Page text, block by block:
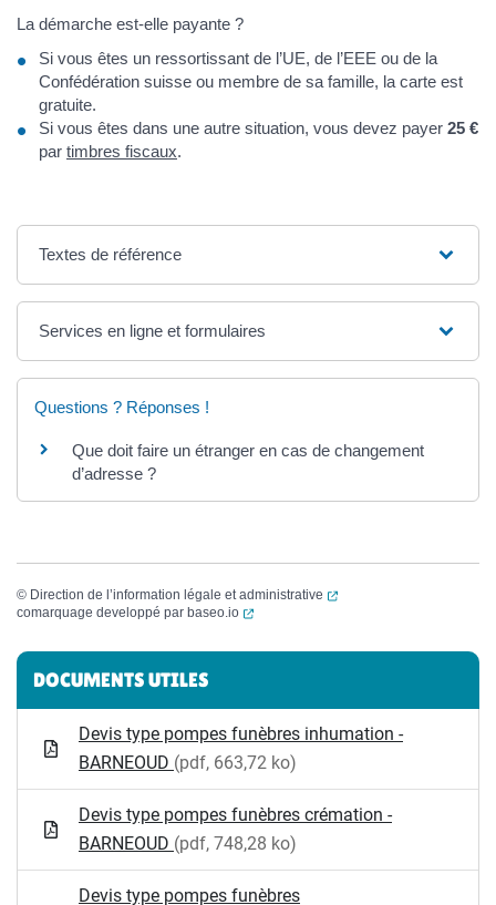
La démarche est-elle payante ?
Si vous êtes un ressortissant de l’UE, de l’EEE ou de la
Confédération suisse ou membre de sa famille, la carte est
gratuite.
Si vous êtes dans une autre situation, vous devez payer 25 €
par timbres fiscaux.
Textes de référence
Services en ligne et formulaires
Questions ? Réponses !
Que doit faire un étranger en cas de changement
d’adresse ?
© Direction de l’information légale et administrative
(ouverture dans un
comarquage developpé par baseo.io (ouverture dans un nouvel onglet)
Informations complémentaires
DOCUMENTS UTILES
Devis type pompes funèbres inhumation -
BARNEOUD (pdf, 663,72 ko)
Devis type pompes funèbres crémation -
BARNEOUD (pdf, 748,28 ko)
Devis type pompes funèbres